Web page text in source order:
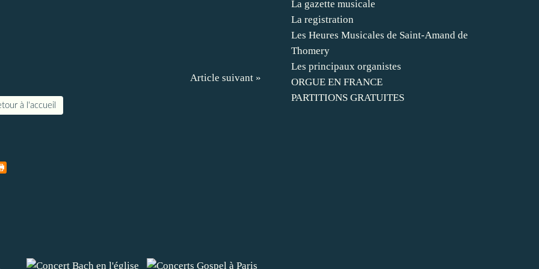
Article suivant »
à l'accueil
La gazette musicale
La registration
Les Heures Musicales de Saint-Amand de
Thomery
Les principaux organistes
ORGUE EN FRANCE
PARTITIONS GRATUITES